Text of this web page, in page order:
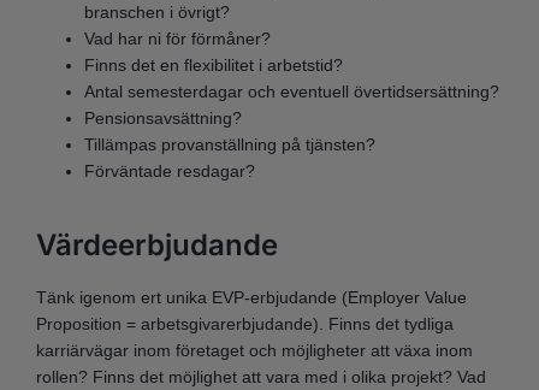
branschen i övrigt?
Vad har ni för förmåner?
Finns det en flexibilitet i arbetstid?
Antal semesterdagar och eventuell övertidsersättning?
Pensionsavsättning?
Tillämpas provanställning på tjänsten?
Förväntade resdagar?
Värdeerbjudande
Tänk igenom ert unika EVP-erbjudande (Employer Value
Proposition = arbetsgivarerbjudande). Finns det tydliga
karriärvägar inom företaget och möjligheter att växa inom
rollen? Finns det möjlighet att vara med i olika projekt? Vad